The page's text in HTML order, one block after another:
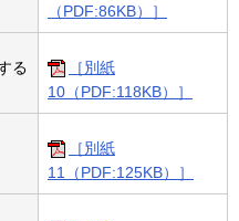
（PDF:86KB）］
る
［別紙
10（PDF:118KB）］
［別紙
11（PDF:125KB）］